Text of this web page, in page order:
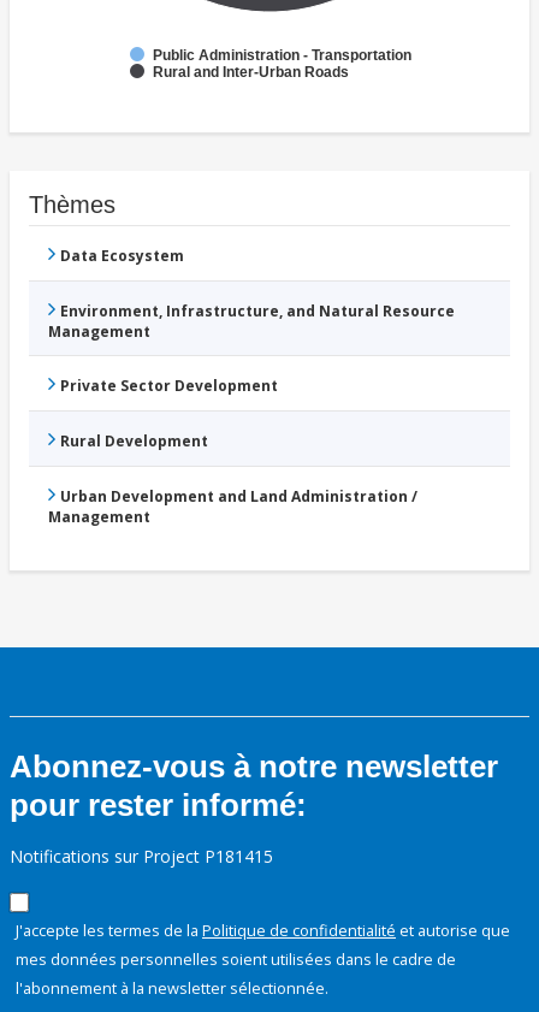
Public Administration - Transportation
Rural and Inter-Urban Roads
Thèmes
Data Ecosystem
Environment, Infrastructure, and Natural Resource
Management
Private Sector Development
Rural Development
Urban Development and Land Administration /
Management
Abonnez-vous à notre newsletter
pour rester informé:
Notifications sur Project P181415
J'accepte les termes de la Politique de confidentialité et autorise que
mes données personnelles soient utilisées dans le cadre de
l'abonnement à la newsletter sélectionnée.